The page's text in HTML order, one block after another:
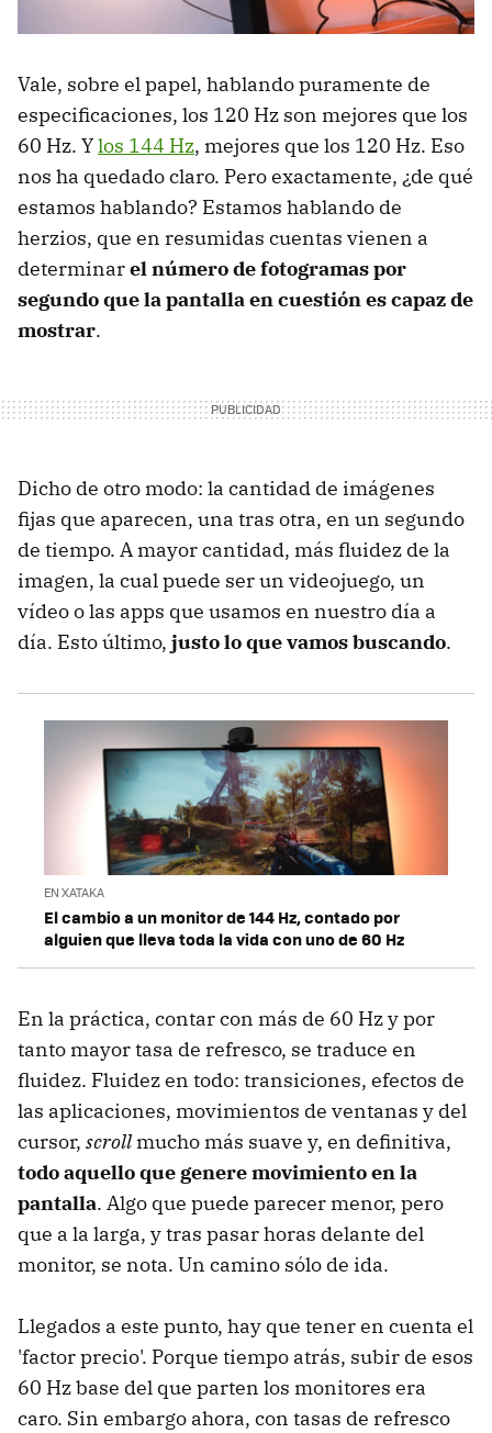
Vale, sobre el papel, hablando puramente de
especificaciones, los 120 Hz son mejores que los
60 Hz. Ylos 144 Hz, mejores que los 120 Hz. Eso
nos ha quedado claro. Pero exactamente, ¿de qué
estamos hablando? Estamos hablando de
herzios, que en resumidas cuentas vienen a
determinarel número de fotogramas por
segundo que la pantalla en cuestión es capaz de
mostrar.
Dicho de otro modo: la cantidad de imágenes
fijas que aparecen, una tras otra, en un segundo
de tiempo. A mayor cantidad, más fluidez de la
imagen, la cual puede ser un videojuego, un
vídeo o las apps que usamos en nuestro día a
día. Esto último, justo lo que vamos buscando.
EN XATAKA
El cambio a un monitor de 144 Hz, contado por
alguien que lleva toda la vida con uno de 60 Hz
En la práctica, contar con más de 60 Hz y por
tanto mayor tasa de refresco, se traduce en
fluidez. Fluidez en todo: transiciones, efectos de
las aplicaciones, movimientos de ventanas y del
cursor, scrollmucho más suave y, en definitiva,
todo aquello que genere movimiento en la
pantalla. Algo que puede parecer menor, pero
que a la larga, y tras pasar horas delante del
monitor, se nota. Un camino sólo de ida.
Llegados a este punto, hay que tener en cuenta el
'factor precio'. Porque tiempo atrás, subir de esos
60 Hz base del que parten los monitores era
caro. Sin embargo ahora, con tasas de refresco